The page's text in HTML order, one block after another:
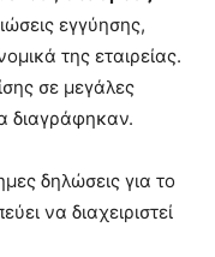
εγγύησης,
της εταιρείας.
σε μεγάλες
διαγράφηκαν.
δηλώσεις για το
να διαχειριστεί